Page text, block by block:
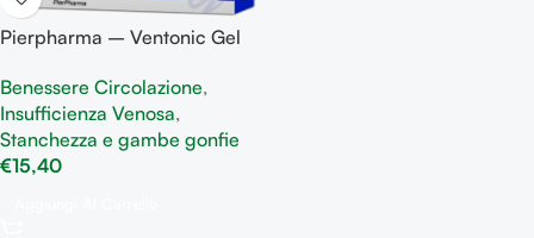
Pierpharma – Ventonic Gel
rinfrescante
Benessere Circolazione,
Insufficienza Venosa,
Stanchezza e gambe gonfie
€15,40